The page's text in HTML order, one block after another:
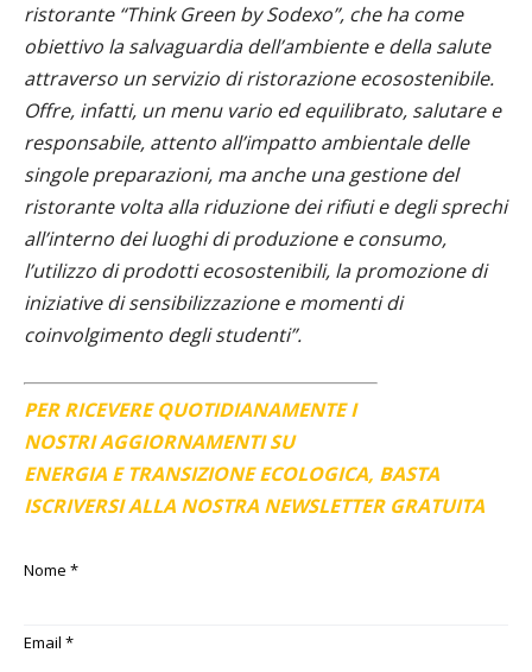
ristorante “Think Green by Sodexo”, che ha come
obiettivo la salvaguardia dell’ambiente e della salute
attraverso un servizio di ristorazione ecosostenibile.
Offre, infatti, un menu vario ed equilibrato, salutare e
responsabile, attento all’impatto ambientale delle
singole preparazioni, ma anche una gestione del
ristorante volta alla riduzione dei rifiuti e degli sprechi
all’interno dei luoghi di produzione e consumo,
l’utilizzo di prodotti ecosostenibili, la promozione di
iniziative di sensibilizzazione e momenti di
coinvolgimento degli studenti”.
PER RICEVERE QUOTIDIANAMENTE I
NOSTRI AGGIORNAMENTI SU
ENERGIA E TRANSIZIONE ECOLOGICA, BASTA
ISCRIVERSI ALLA NOSTRA NEWSLETTER GRATUITA
Nome *
Email *